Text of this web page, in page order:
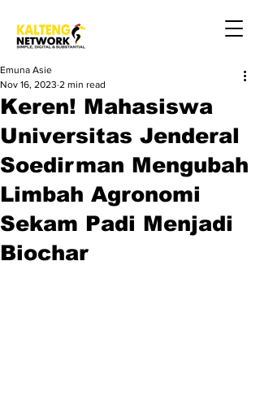
Keren! Mahasiswa
Universitas Jenderal
Soedirman Mengubah
Limbah Agronomi
Sekam Padi Menjadi
Biochar
Emuna Asie
Nov 16, 2023 2 min read